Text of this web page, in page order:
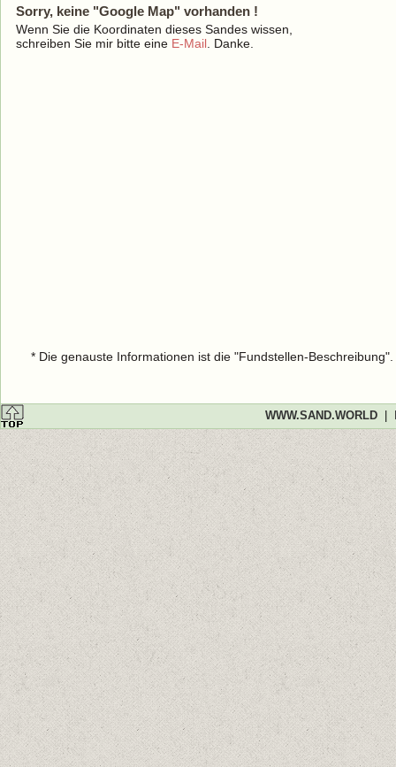
Sorry, keine "Google Map" vorhanden !
Wenn Sie die Koordinaten dieses Sandes wissen,
schreiben Sie mir bitte eine E-Mail . Danke.
* Die genauste Informationen ist die "Fundstellen-
WWW.SAND.WORLD|